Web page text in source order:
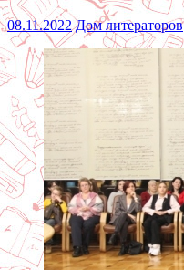
08.11.2022 Дом литераторов